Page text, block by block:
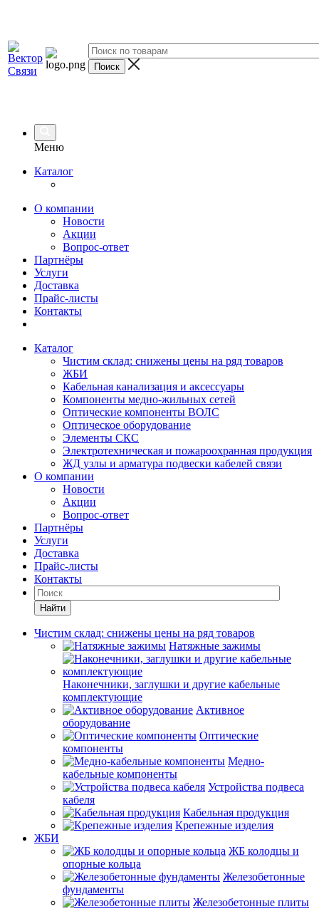
Меню
Каталог
О компании
Новости
Акции
Вопрос-ответ
Партнёры
Услуги
Доставка
Прайс-листы
Контакты
Каталог
Чистим склад: снижены цены на ряд товаров
ЖБИ
Кабельная канализация и аксессуары
Компоненты медно-жильных сетей
Оптические компоненты ВОЛС
Оптическое оборудование
Элементы СКС
Электротехническая и пожароохранная продукция
ЖД узлы и арматура подвески кабелей связи
О компании
Новости
Акции
Вопрос-ответ
Партнёры
Услуги
Доставка
Прайс-листы
Контакты
Найти
Чистим склад: снижены цены на ряд товаров
Натяжные зажимы
Наконечники, заглушки и другие кабельные
комплектующие
Активное
оборудование
Оптические
компоненты
Медно-
кабельные компоненты
Устройства подвеса
кабеля
Кабельная продукция
Крепежные изделия
ЖБИ
ЖБ колодцы и
опорные кольца
Железобетонные
фундаменты
Железобетонные плиты